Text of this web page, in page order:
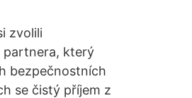
zvolili
partnera, který
bezpečnostních
se čistý příjem z